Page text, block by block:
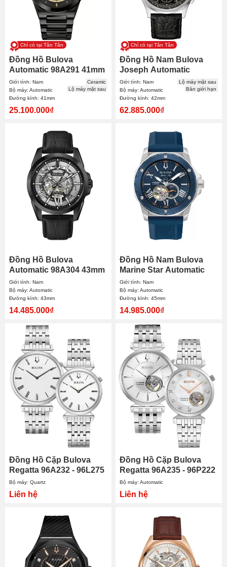
Chỉ có tại Tân Tân
Đồng Hồ Bulova
Automatic 98A291 41mm
Nam
Giới tính: Nam
Bộ máy: Automatic
Đường kính: 41mm
Ceramic
Lộ máy mặt sau
25.100.000₫
Chỉ có tại Tân Tân
Đồng Hồ Nam Bulova
Joseph Automatic
Chronograph 96C146
42mm
Giới tính: Nam
Bộ máy: Automatic
Đường kính: 42mm
Lộ máy mặt sau
Bản giới hạn
62.885.000₫
Đồng Hồ Bulova
Automatic 98A304 43mm
Nam
Giới tính: Nam
Bộ máy: Automatic
Đường kính: 43mm
14.485.000₫
Đồng Hồ Nam Bulova
Marine Star Automatic
98A303 45mm
Giới tính: Nam
Bộ máy: Automatic
Đường kính: 45mm
14.985.000₫
Đồng Hồ Cặp Bulova
Regatta 96A232 - 96L275
Bộ máy: Quartz
Liên hệ
Đồng Hồ Cặp Bulova
Regatta 96A235 - 96P222
Bộ máy: Automatic
Liên hệ